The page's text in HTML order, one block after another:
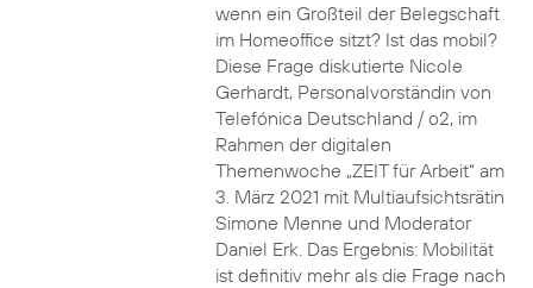
wenn ein Großteil der Belegschaft
im Homeoffice sitzt? Ist das mobil?
Diese Frage diskutierte Nicole
Gerhardt, Personalvorständin von
Telefónica Deutschland / o2, im
Rahmen der digitalen
Themenwoche „ZEIT für Arbeit“ am
3. März 2021 mit Multiaufsichtsrätin
Simone Menne und Moderator
Daniel Erk. Das Ergebnis: Mobilität
ist definitiv mehr als die Frage nach